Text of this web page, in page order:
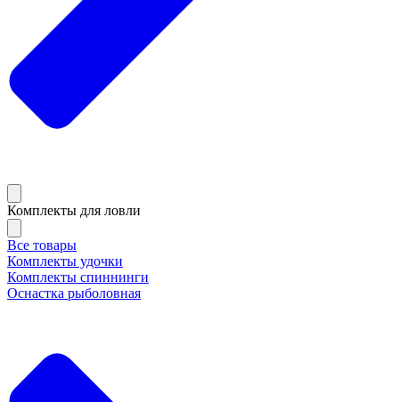
Комплекты для ловли
Все товары
Комплекты удочки
Комплекты спиннинги
Оснастка рыболовная